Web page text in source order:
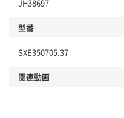
JH38697
型番
SXE350705.37
関連動画